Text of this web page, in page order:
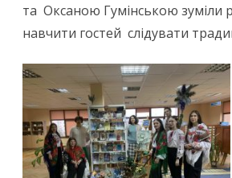
та Оксаною Гумінською зуміли
навчити гостей слідувати